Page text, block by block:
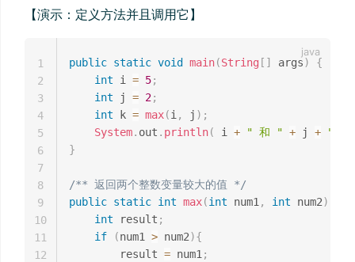
【演示：定义方法并且调用它】
public static void main(String [ ] args)
{
int i = 5;
int j = 2;
int k = max(i , j ) ;
System. out . println( i + " 和 " + j +
" 比
}
/** 返回两个整数变量较大的值 */
public static int max(int num1 , int num2)
int result ;
if
(num1 > num2){
        result
= num1 ;
1
2
3
4
5
6
7
8
9
10
11
12